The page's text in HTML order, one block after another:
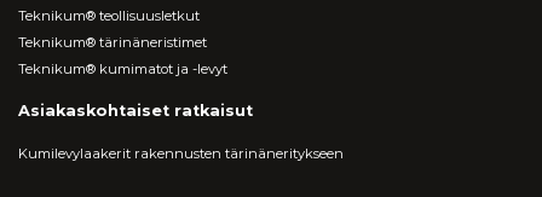
Teknikum® teollisuusletkut
Teknikum® tärinäneristimet
Teknikum® kumimatot ja -levyt
Asiakaskohtaiset ratkaisut
Kumilevylaakerit rakennusten tärinäneritykseen